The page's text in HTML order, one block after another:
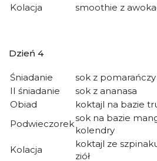
Kolacja
smoothie z
Dzień 4
Śniadanie
sok z
II śniadanie
sok z ananasa
Obiad
koktajl na bazie
Podwieczorek
sok na bazie
kolendry
Kolacja
koktajl ze
ziół